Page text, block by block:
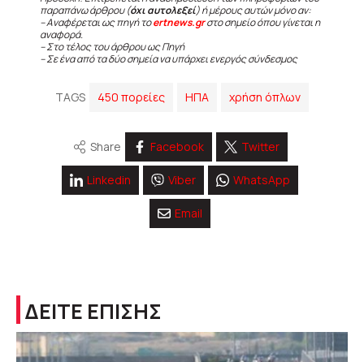
παραπάνω άρθρου (όχι αυτολεξεί) ή μέρους αυτών μόνο αν:
– Αναφέρεται ως πηγή τοertnews.grστο σημείο όπου γίνεται η
αναφορά.
– Στο τέλος του άρθρου ως Πηγή
– Σε ένα από τα δύο σημεία να υπάρχει ενεργός σύνδεσμος
TAGS 450 πορείες ΗΠΑ χρήση όπλων
Share Facebook Twitter
Linkedin Viber WhatsApp
Email
ΔΕΙΤΕ ΕΠΙΣΗΣ